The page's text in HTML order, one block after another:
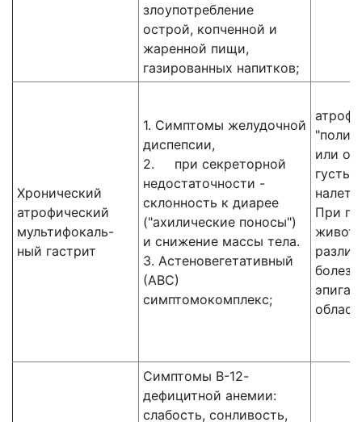
злоупотребление
острой, копченной и
жаренной пищи,
газированных напитков;
Хронический
атрофический
мультифокаль-
ный гастрит
1. Симптомы желудочной
диспепсии,
2. при секреторной
недостаточности -
склонность к диарее
("ахилические поносы")
и снижение массы тела.
3. Астеновегетативный
(АВС)
симптомокомплекс;
или
При
Симптомы В-12-
дефицитной анемии:
слабость, сонливость,